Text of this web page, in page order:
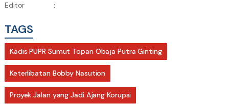
Editor :
TAGS
Kadis PUPR Sumut Topan Obaja Putra Ginting
Keterlibatan Bobby Nasution
Proyek Jalan yang Jadi Ajang Korupsi